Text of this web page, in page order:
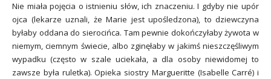
Nie miała pojęcia o istnieniu słów, ich znaczeniu. I gdyby nie upór
ojca (lekarze uznali, że Marie jest upośledzona), to dziewczyna
byłaby oddana do sierocińca. Tam pewnie dokończyłaby żywota w
niemym, ciemnym świecie, albo zginęłaby w jakimś nieszczęśliwym
wypadku (często w szale uciekała, a dla osoby niewidomej to
zawsze była ruletka). Opieka siostry Margueritte (Isabelle Carré) i